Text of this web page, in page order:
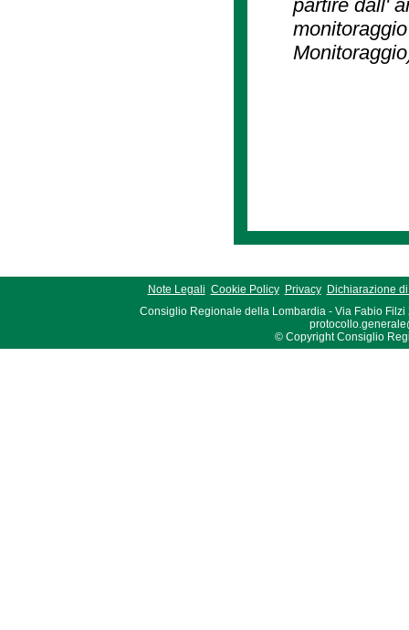
partire dall'
Note Legali Cookie Policy Privacy
Dichiarazione
Consiglio Regionale della Lombardia - Via Fabio Filzi
© Copyright Consiglio